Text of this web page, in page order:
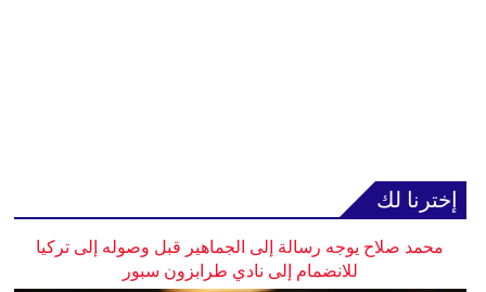
إخترنا لك
محمد صلاح يوجه رسالة إلى الجماهير قبل وصوله إلى تركيا
للانضمام إلى نادي طرابزون سبور